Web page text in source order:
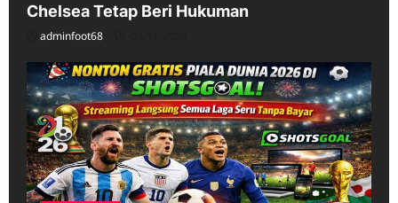
Chelsea Tetap Beri Hukuman
adminfoot68